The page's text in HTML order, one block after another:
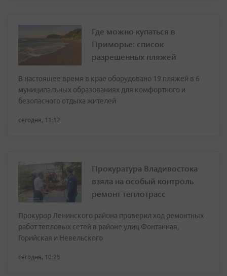
Где можно купаться в
Приморье: список
разрешенных пляжей
В настоящее время в крае оборудовано 19 пляжей в 6
муниципальных образованиях для комфортного и
безопасного отдыха жителей
сегодня, 11:12
Прокуратура Владивостока
взяла на особый контроль
ремонт теплотрасс
Прокурор Ленинского района проверил ход ремонтных
работ тепловых сетей в районе улиц Фонтанная,
Горийская и Невельского
сегодня, 10:25